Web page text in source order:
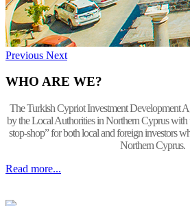
Previous Next
WHO ARE WE?
The Turkish Cypriot Investment Development
by the Local Authorities in Northern Cyprus with
stop-shop” for both local and foreign investors
Northern Cyprus.
Read more...